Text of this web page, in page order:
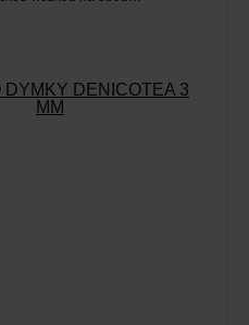
DÝMKY DENICOTEA 3
MM